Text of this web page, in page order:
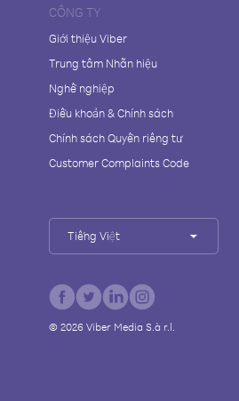
CÔNG TY
Giới thiệu Viber
Trung tâm Nhãn hiệu
Nghề nghiệp
Điều khoản & Chính sách
Chính sách Quyền riêng tư
Customer Complaints Code
Tiếng Việt
© 2026Viber Media S.à r.l.